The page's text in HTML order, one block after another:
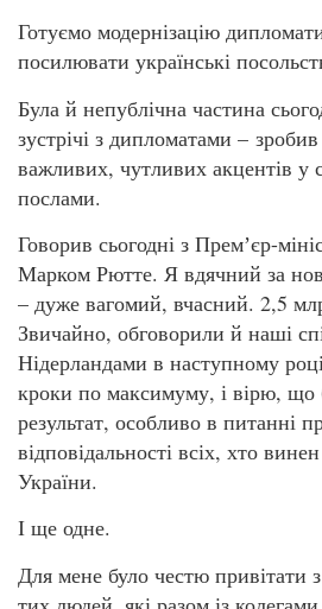
Готуємо модернізацію
посилювати українські
Була й непублічна частина
зустрічі з дипломатами –
важливих, чутливих акцентів у
послами.
Говорив сьогодні з Премʼєр-
Марком Рютте. Я вдячний за
– дуже вагомий, вчасний. 2,5
Звичайно, обговорили й наші
Нідерландами в наступному
кроки по максимуму, і вірю, що
результат, особливо в питанні
відповідальності всіх, хто
України.
І ще одне.
Для мене було честю привітати